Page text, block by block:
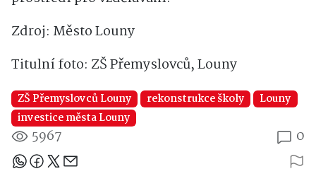
Zdroj: Město Louny
Titulní foto: ZŠ Přemyslovců, Louny
ZŠ Přemyslovců Louny rekonstrukce školy
Louny
investice města Louny
5967 0
Sdílejte článek